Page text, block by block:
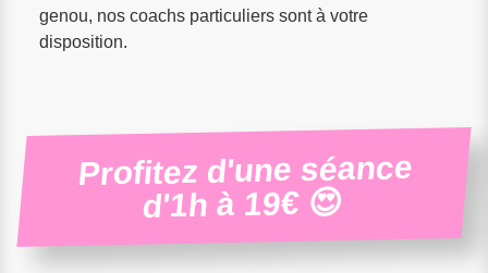
genou, nos coachs particuliers sont à votre
disposition.
Profitez d'une séance
d'1h à 19€ 😍